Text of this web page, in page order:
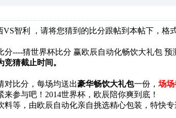
VS智利 ，请将您猜到的比分跟帖到本帖下，格
分----猜世界杯比分 赢欧辰自动化畅饮大礼包
猜截止时间。
对比分，每场均送出豪华畅饮大礼包一份， 场场
来参与吧！2014世界杯，欧辰陪你爽到底！
等，由欧辰自动化亲自挑选精心包装，特快专